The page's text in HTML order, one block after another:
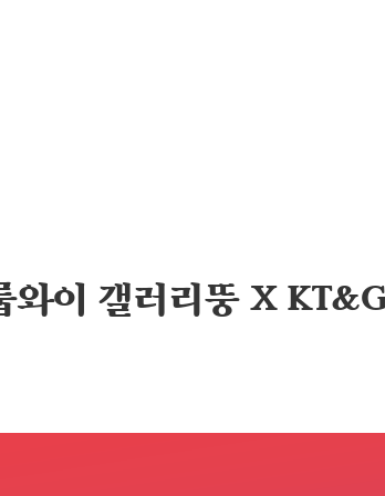
와이 갤러리뚱 X